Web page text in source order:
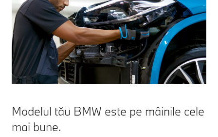
Modelul tău BMW este pe mâinile cele
mai bune.